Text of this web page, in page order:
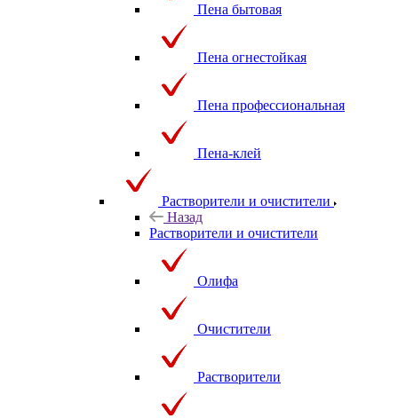
Пена бытовая
Пена огнестойкая
Пена профессиональная
Пена-клей
Растворители и очистители
Назад
Растворители и очистители
Олифа
Очистители
Растворители